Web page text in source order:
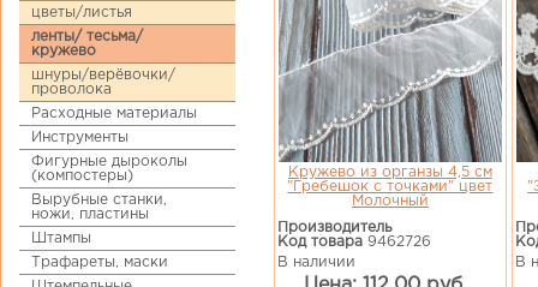
цветы/листья
ленты/ тесьма/
кружево
шнуры/верёвочки/
проволока
Расходные материалы
Инструменты
Фигурные дыроколы
(компостеры)
Вырубные станки,
ножи, пластины
Штампы
Трафареты, маски
Кружево из органзы 4,5 см
"Гребешок с точками" цвет
Молочный
Производитель
Код товара 9462726
В наличии
В